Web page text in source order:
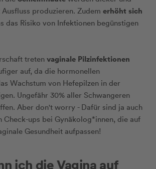
produzieren. Zudem erhöht sich
das Risiko von Infektionen begünstigen
treten vaginale Pilzinfektionen
auf, da die hormonellen
Wachstum von Hefepilzen in der
Ungefähr 30% aller Schwangeren
Aber don't worry - Dafür sind ja auch
Check-ups bei Gynäkolog*innen, die auf
Gesundheit aufpassen!
ich die Vagina auf